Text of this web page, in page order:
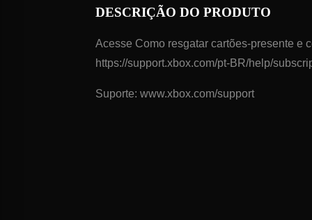
DESCRIÇÃO DO PRODUTO
Acesse Como resgatar cartões-presente e
https://support.xbox.com/pt-BR/help/
Suporte: www.xbox.com/support